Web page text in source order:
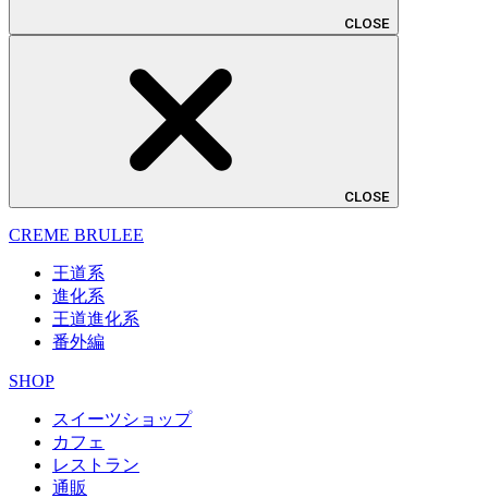
CLOSE
CLOSE
CREME BRULEE
王道系
進化系
王道進化系
番外編
SHOP
スイーツショップ
カフェ
レストラン
通販